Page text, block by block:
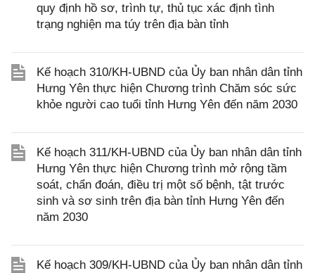
quy định hồ sơ, trình tự, thủ tục xác định tình
trạng nghiện ma túy trên địa bàn tỉnh
Kế hoạch 310/KH-UBND của Ủy ban nhân dân tỉnh
Hưng Yên thực hiện Chương trình Chăm sóc sức
khỏe người cao tuổi tỉnh Hưng Yên đến năm 2030
Kế hoạch 311/KH-UBND của Ủy ban nhân dân tỉnh
Hưng Yên thực hiện Chương trình mở rộng tầm
soát, chẩn đoán, điều trị một số bệnh, tật trước
sinh và sơ sinh trên địa bàn tỉnh Hưng Yên đến
năm 2030
Kế hoạch 309/KH-UBND của Ủy ban nhân dân tỉnh